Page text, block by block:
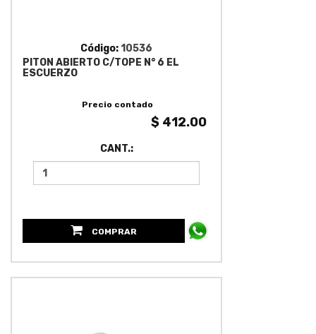
Código:10536
PITON ABIERTO C/TOPE N° 6 EL
ESCUERZO
Precio contado
$ 412.00
CANT.:
COMPRAR